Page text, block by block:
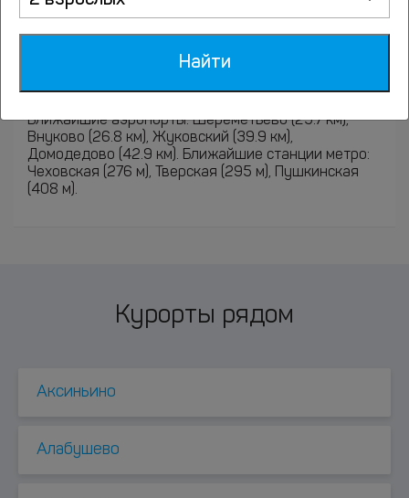
Далеко ли Апартаменты Тверская
12/9 расположен от аэропорта, ж/д
Ближайшие аэропорты: Шереметьево (25.7 км),
Внуково (26.8 км), Жуковский (39.9 км),
Домодедово (42.9 км). Ближайшие станции метро:
Чеховская (276 м), Тверская (295 м), Пушкинская
(408 м).
Курорты рядом
Аксиньино
Алабушево
Найти